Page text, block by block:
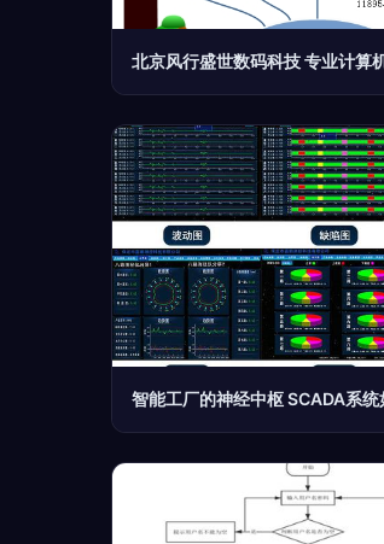
北京风行盛世数码科技 专业计算